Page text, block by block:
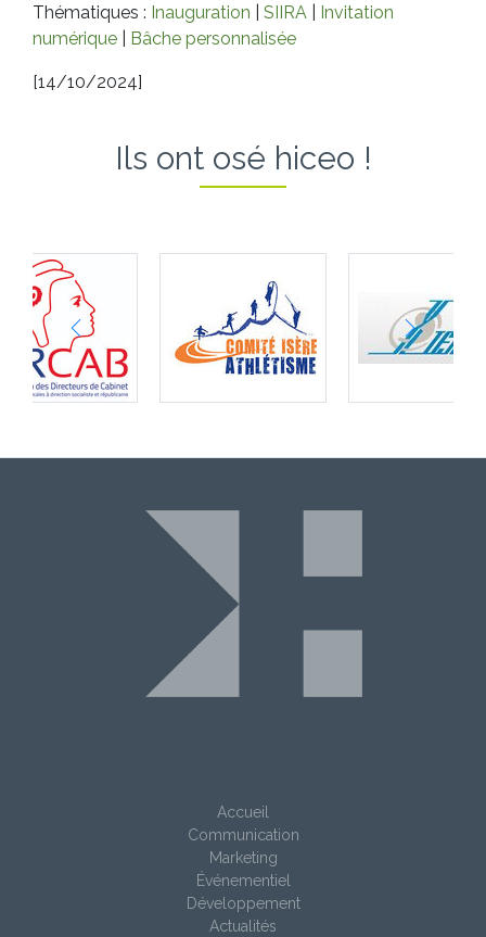
Thématiques : Inauguration SIIRA
Invitation
numérique
Bâche personnalisée
[14/10/2024]
Ils ont osé hiceo !
Accueil
Communication
Marketing
Événementiel
Développement
Actualités